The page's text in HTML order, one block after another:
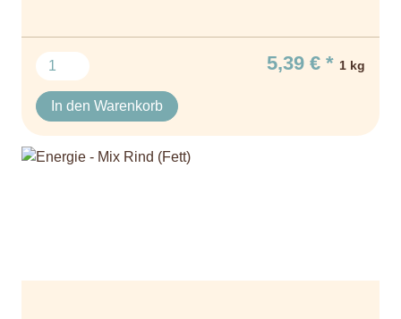
5,39 € * 1 kg
In den Warenkorb